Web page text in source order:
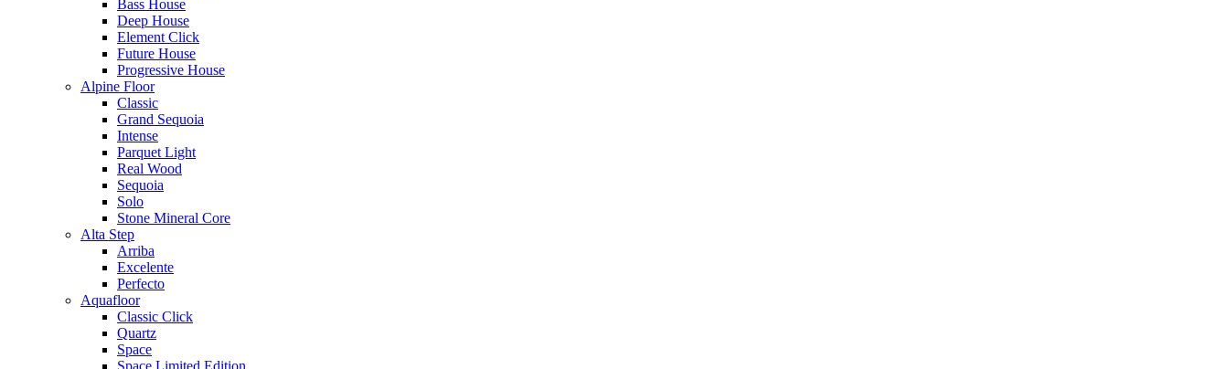
Bass House
Deep House
Element Click
Future House
Progressive House
Alpine Floor
Classic
Grand Sequoia
Intense
Parquet Light
Real Wood
Sequoia
Solo
Stone Mineral Core
Alta Step
Arriba
Excelente
Perfecto
Aquafloor
Classic Click
Quartz
Space
Space Limited Edition